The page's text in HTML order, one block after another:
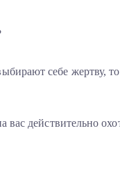
себе жертву,
действительно